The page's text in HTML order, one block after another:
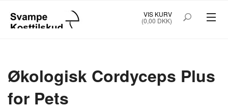
VIS KURV
(0,00 DKK)
PULVER EKSTRAKT 200G
Økologisk Cordyceps Plus
for Pets